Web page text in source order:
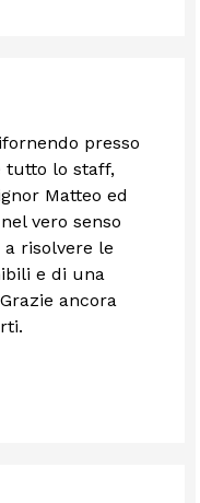
presso
tutto lo staff,
Matteo ed
vero senso
risolvere le
e di una
ancora